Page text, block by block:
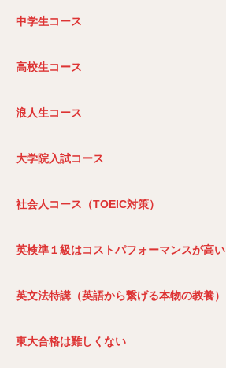
中学生コース
高校生コース
浪人生コース
大学院入試コース
社会人コース（TOEIC対策）
英検準１級はコストパフォーマンスが高い
英文法特講（英語から繋げる本物の教養）
東大合格は難しくない